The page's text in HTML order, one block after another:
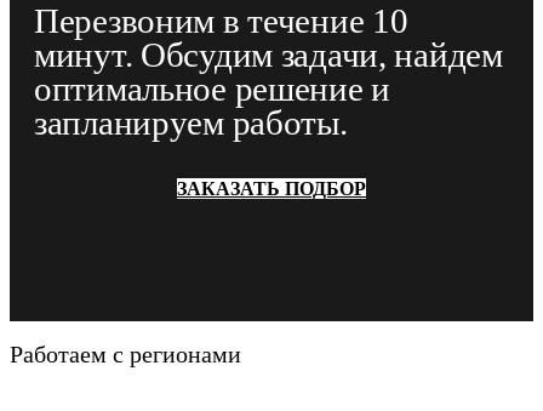
Перезвоним в течение 10
минут. Обсудим задачи, найдем
оптимальное решение и
запланируем работы.
ЗАКАЗАТЬ ПОДБОР
Работаем с регионами